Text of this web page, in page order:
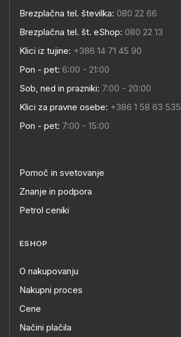
Brezplačna tel. številka: 080 22 66
Brezplačna tel. št. eShop: 080 22 13
Klici iz tujine: +386 14 71 45 90
Pon - pet: 6:00 - 21:00
Sob, ned in prazniki: 7:00 - 20:00
Klici za pravne osebe: +386 1 58 63 535
Pon - pet: 7:00 - 15:00
Pomoč in svetovanje
Znanje in podpora
Petrol ceniki
ESHOP
O nakupovanju
Nakupni proces
Cene
Načini plačila